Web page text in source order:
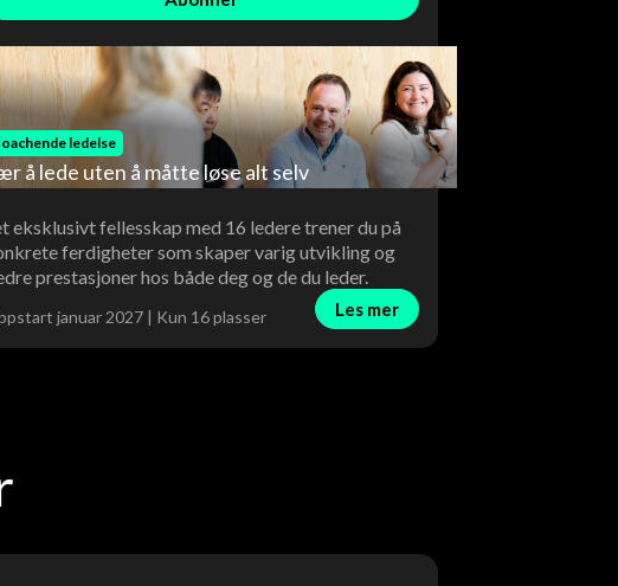
ledelse
å lede uten å måtte løse alt selv
eksklusivt fellesskap med 16 ledere trener du på
ferdigheter som skaper varig utvikling og
prestasjoner hos både deg og de du leder.
januar 2027 | Kun 16 plasser Les mer